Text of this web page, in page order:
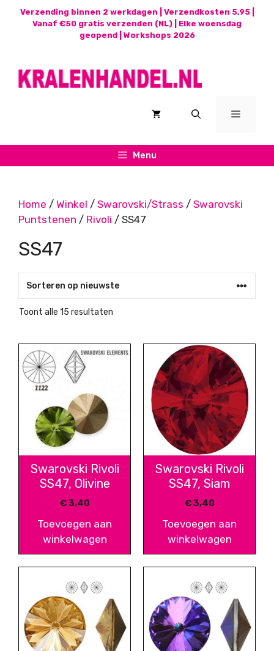
Verzending binnen 2 werkdagen | Verzendkosten 5,95 |
Vanaf €50 gratis verzenden (NL) | Elke woensdag
geopend | Workshops 2026
Menu
Menu
Home / Winkel / Swarovski/Strass / Swarovski
Puntstenen / Rivoli / SS47
SS47
Toont alle 15 resultaten
Swarovski Rivoli
SS47, Olivine
€3,40
Toevoegen aan
winkelwagen
Swarovski Rivoli
SS47, Siam
€3,40
Toevoegen aan
winkelwagen